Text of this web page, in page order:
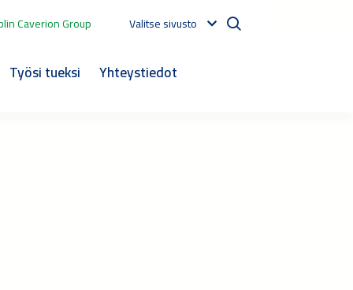
Caverion Group Valitse sivusto
Työsi tueksi Yhteystiedot